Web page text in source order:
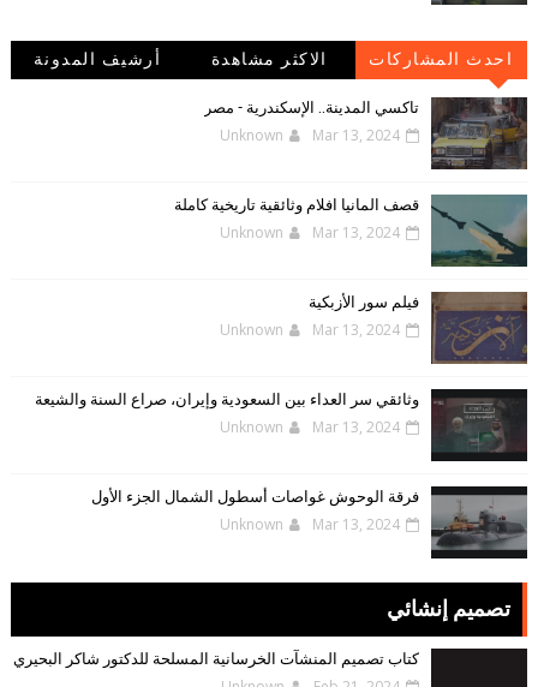
احدث المشاركات الاكثر مشاهدة
أرشيف المدونة
تاكسي المدينة.. الإسكندرية - مصر
Unknown Mar 13, 2024
قصف المانيا افلام وثائقية تاريخية كاملة
Unknown Mar 13, 2024
فيلم سور الأزبكية
Unknown Mar 13, 2024
وثائقي سر العداء بين السعودية وإيران، صراع السنة والشيعة
Unknown Mar 13, 2024
فرقة الوحوش غواصات أسطول الشمال الجزء الأول
Unknown Mar 13, 2024
تصميم إنشائي
كتاب تصميم المنشآت الخرسانية المسلحة للدكتور شاكر البحيري